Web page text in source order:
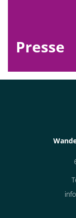
Presse